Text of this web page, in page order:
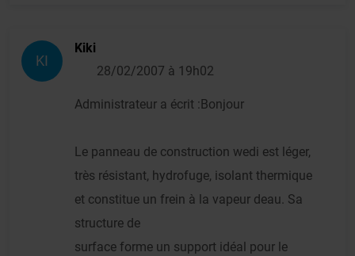
KI
Kiki
28/02/2007 à 19h02
Administrateur a écrit :Bonjour
Le panneau de construction wedi est léger,
très résistant, hydrofuge, isolant thermique
et constitue un frein à la vapeur deau. Sa
structure de
surface forme un support idéal pour le